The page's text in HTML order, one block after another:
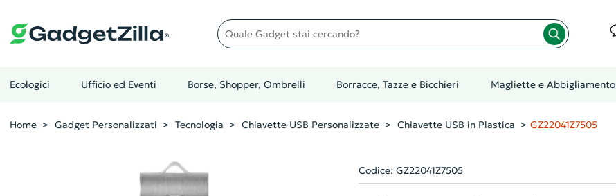
Quale gadget stai cercando?
Ecologici Ufficio ed Eventi Borse, Shopper, Ombrelli Borracce, Tazze e Bicchieri Magliette e Abbigliamento
Home Gadget Personalizzati Tecnologia Chiavette USB Personalizzate Chiavette USB in Plastica GZ22041Z7505
Codice: GZ22041Z7505